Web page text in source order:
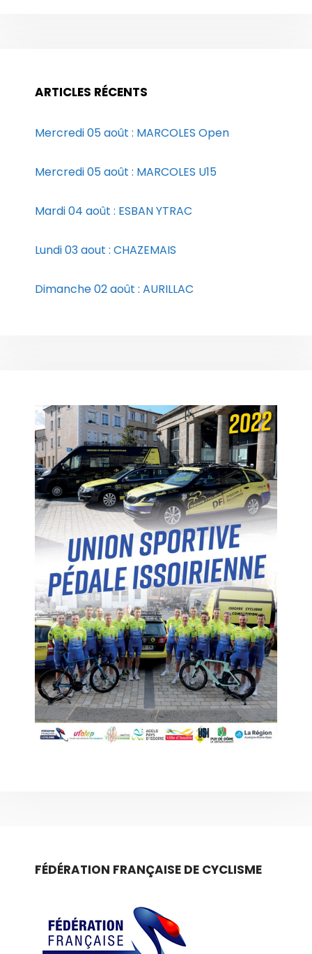
ARTICLES RÉCENTS
Mercredi 05 août : MARCOLES Open
Mercredi 05 août : MARCOLES U15
Mardi 04 août : ESBAN YTRAC
Lundi 03 aout : CHAZEMAIS
Dimanche 02 août : AURILLAC
FÉDÉRATION FRANÇAISE DE CYCLISME